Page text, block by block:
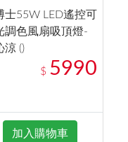
士55W LED遙控可
調色風扇吸頂燈-
涼 ()
$ 5990
加入購物車